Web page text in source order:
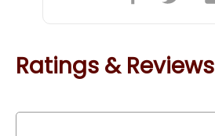
Ratings & Reviews